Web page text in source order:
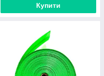
Купити